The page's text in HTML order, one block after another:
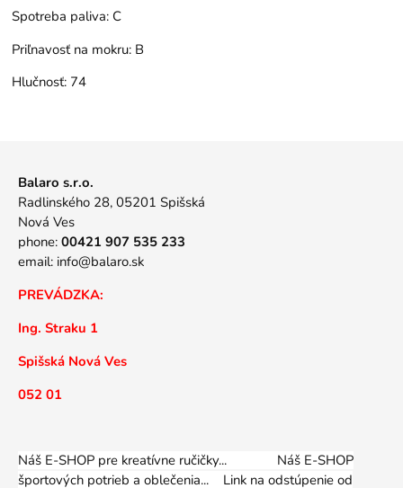
Spotreba paliva: C
Priľnavosť na mokru: B
Hlučnosť: 74
Balaro s.r.o.
Radlinského 28, 05201 Spišská
Nová Ves
phone: 00421 907 535 233
email: info@balaro.sk
PREVÁDZKA:
Ing. Straku 1
Spišská Nová Ves
052 01
Náš E-SHOP pre kreatívne ručičky... Náš E-SHOP
športových potrieb a oblečenia... Link na odstúpenie od